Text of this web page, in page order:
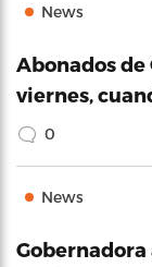
News
Abonados de
viernes,
0
News